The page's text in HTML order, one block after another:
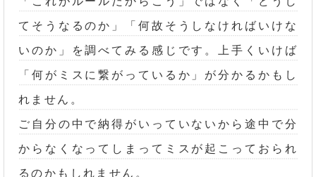
てそうなるのか」「何故そうしなければいけな
いのか」を調べてみる感じです。上手くいけば
「何がミスに繋がっているか」が分かるかもし
れません。
ご自分の中で納得がいっていないから途中で分
からなくなってしまってミスが起こっておられ
るのかもしれません。